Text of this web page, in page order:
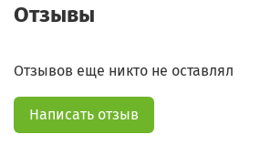
Отзывы
Отзывов еще никто не оставлял
Написать отзыв